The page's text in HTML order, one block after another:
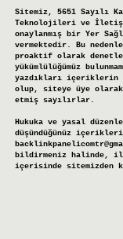
Sitemiz, 5651 Sayılı
Teknolojileri ve
onaylanmış bir Yer
vermektedir. Bu
proaktif olarak
yükümlülüğümüz
yazdıkları içeriklerin
olup, siteye üye olarak
etmiş sayılırlar.
Hukuka ve yasal
düşündüğünüz
bildirmeniz halinde,
içerisinde sitemizden